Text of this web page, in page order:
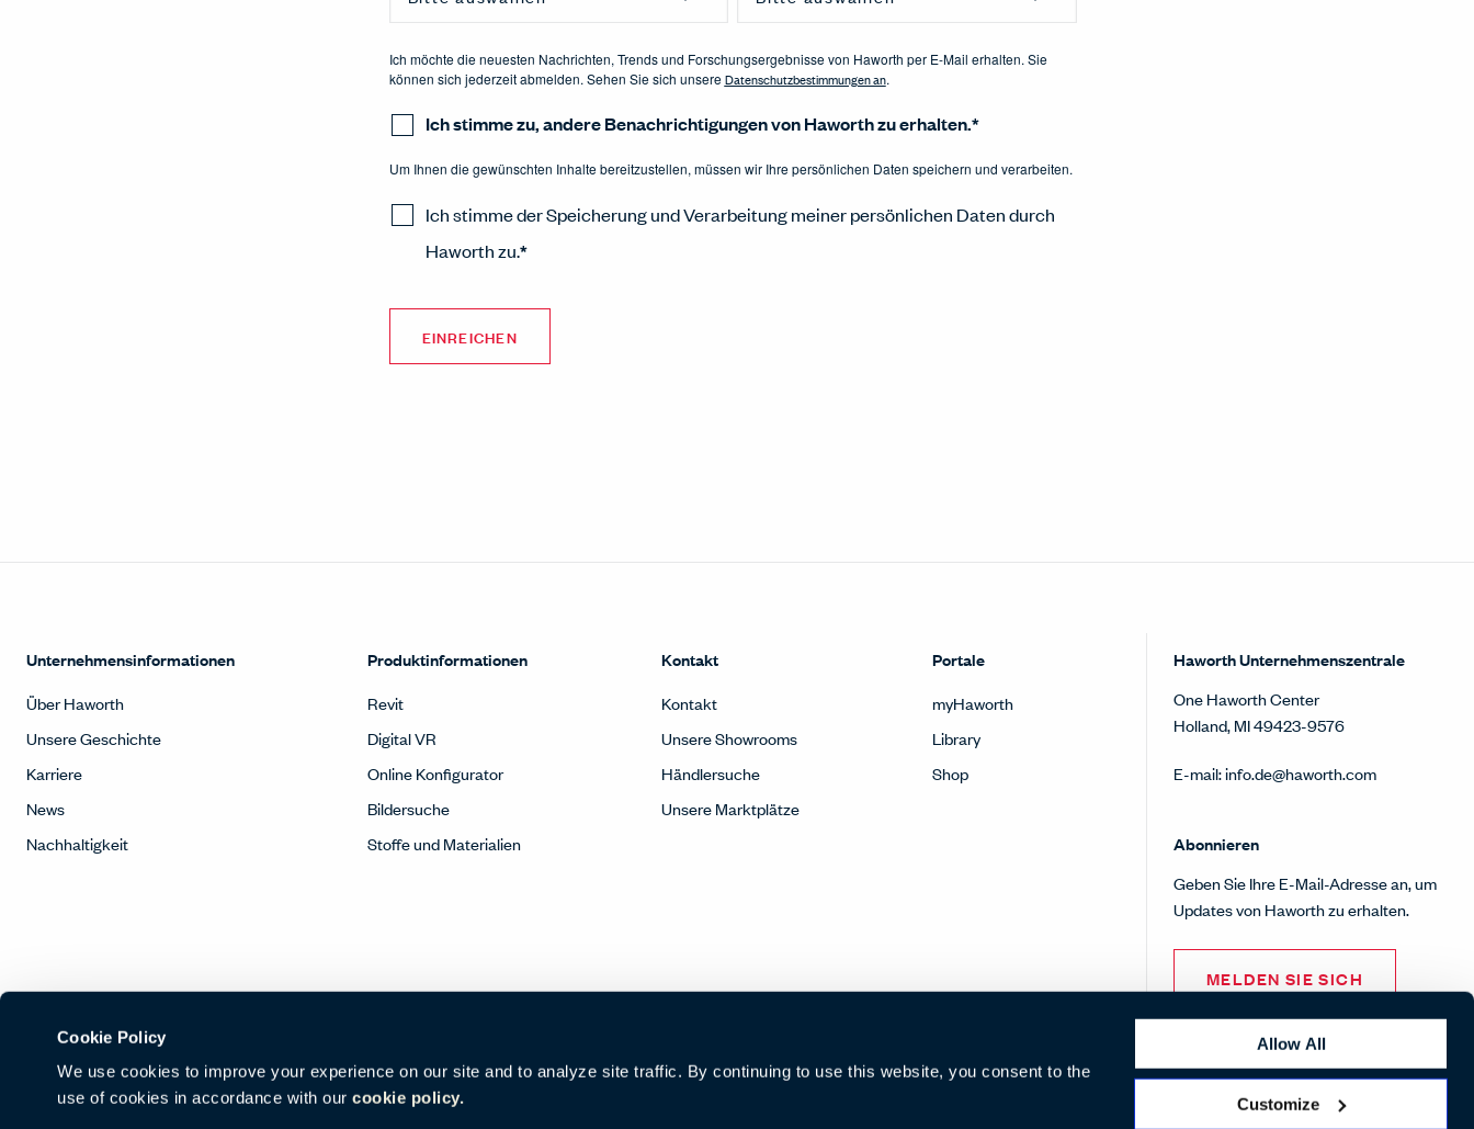
Cookie Policy
We use cookies to improve your experience on our site and to analyze site traffic. By continuing to use this website, you consent to the
use of cookies in accordance with ourcookie policy.
Allow All
Customize
Ich möchte die neuesten Nachrichten, Trends und Forschungsergebnisse von Haworth per E-Mail erhalten. Sie
können sich jederzeit abmelden. Sehen Sie sich unsereDatenschutzbestimmungen an.
Ich stimme zu, andere Benachrichtigungen von Haworth zu erhalten.*
Um Ihnen die gewünschten Inhalte bereitzustellen, müssen wir Ihre persönlichen Daten speichern und verarbeiten.
Ich stimme der Speicherung und Verarbeitung meiner persönlichen Daten durch
Haworth zu.*
Unternehmensinformationen
Über Haworth
Unsere Geschichte
Karriere
News
Nachhaltigkeit
Produktinformationen
Revit
Digital VR
Online Konfigurator
Bildersuche
Stoffe und Materialien
Kontakt
Kontakt
Unsere Showrooms
Händlersuche
Unsere Marktplätze
Portale
myHaworth
Library
Shop
Haworth Unternehmenszentrale
One Haworth Center
Holland, MI 49423-9576
E-mail:info.de@haworth.com
Abonnieren
Geben Sie Ihre E-Mail-Adresse an, um
Updates von Haworth zu erhalten.
MELDEN SIE SICH